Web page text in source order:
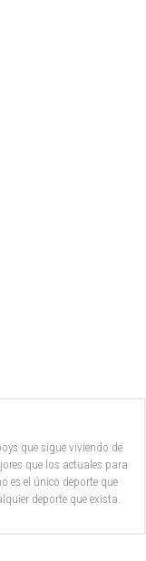
que sigue viviendo de
que los actuales para
es el único deporte que
deporte que exista.